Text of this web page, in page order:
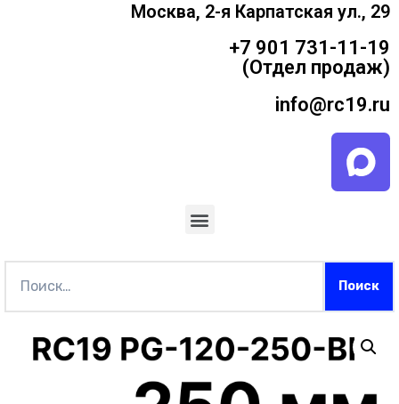
Москва, 2-я Карпатская ул., 29
+7 901 731-11-19
(Отдел продаж)
info@rc19.ru